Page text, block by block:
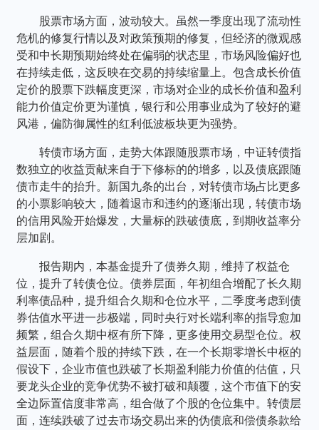
股票市场方面，波动较大。虽然一季度出现了流动性
危机的修复行情以及对政策预期的修复，但经济的微观感
受和中长期预期始终处在偏弱的状态里，市场风险偏好也
在持续走低，这反映在交易的持续缩量上。包含成长价值
定价的股票下跌幅度更深，市场对企业的成长价值和盈利
能力价值定价更为谨慎，银行和公用事业成为了较好的避
风港，偏防御属性的红利低波板块更为强势。
转债市场方面，走势大体跟随股票市场，中证转债指
数独立的收益贡献来自于下修标的的增多，以及债底跟随
债市走牛的抬升。新国九条的出台，对转债市场占比更多
的小票影响较大，随着退市和违约的逐渐出现，转债市场
的信用风险开始爆发，大量标的跌破债底，到期收益率分
层加剧。
报告期内，本基金提升了债券久期，维持了权益仓
位，提升了转债仓位。债券层面，年初组合增配了长久期
利率债品种，提升组合久期和仓位水平，二季度考虑到债
券估值水平进一步极端，同时央行对长端利率的指导愈加
频繁，组合久期中枢有所下降，更多使用交易型仓位。权
益层面，随着个股的持续下跌，在一个长期零增长中枢的
假设下，企业市值也跌破了长期盈利能力价值的估值，只
要龙头企业的竞争优势不被打破和颠覆，这个市值下的安
全边际置信度非常高，组合做了个股的仓位集中。转债层
面，连续跌破了过去市场交易出来的伪债底和偿债条款给